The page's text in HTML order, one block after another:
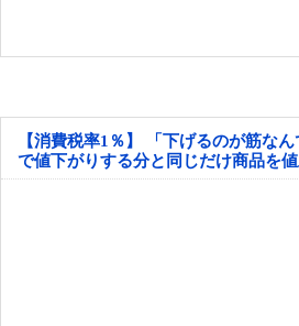
【消費税率1％】 「下げるのが筋な
で値下がりする分と同じだけ商品を
えない店も